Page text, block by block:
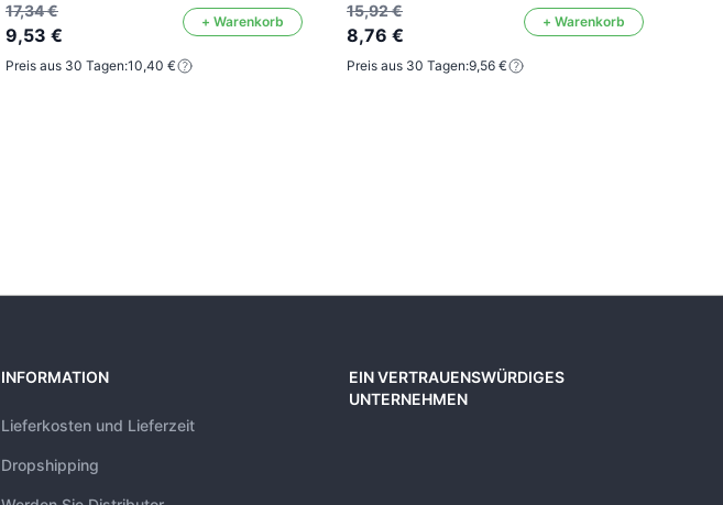
17,34 €
9,53 €
+ Warenkorb
Preis aus 30 Tagen:10,40 €
15,92 €
8,76 €
+ Warenkorb
Preis aus 30 Tagen:9,56 €
INFORMATION
Lieferkosten und Lieferzeit
Dropshipping
EIN VERTRAUENSWÜRDIGES
UNTERNEHMEN